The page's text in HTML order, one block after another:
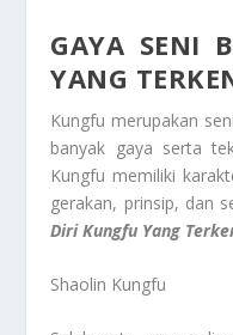
GAYA SENI
YANG
Kungfu merupakan
banyak gaya serta
Kungfu memiliki
gerakan, prinsip, dan
Diri Kungfu Yang
Shaolin Kungfu